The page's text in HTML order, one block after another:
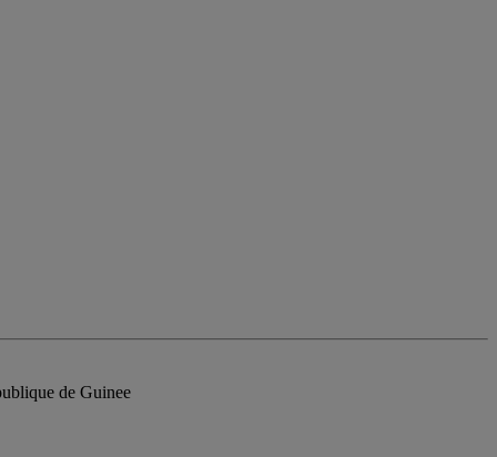
de Guinee